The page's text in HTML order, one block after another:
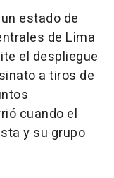
estado de
de Lima
el despliegue
a tiros de
cuando el
y su grupo